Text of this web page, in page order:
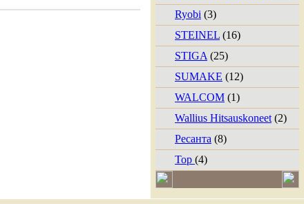
Ryobi (3)
STEINEL (16)
STIGA (25)
SUMAKE (12)
WALCOM (1)
Wallius Hitsauskoneet (2)
Ресанта (8)
Тор (4)